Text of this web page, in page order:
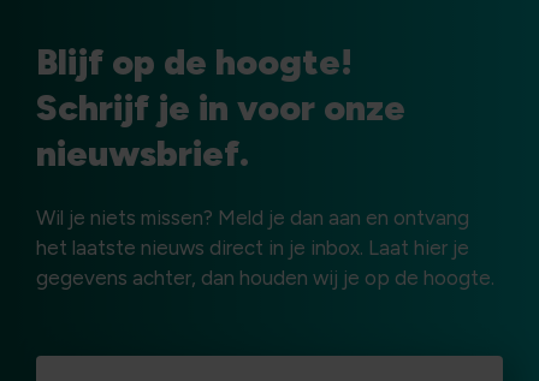
Blijf op de hoogte!
Schrijf je in voor onze
nieuwsbrief.
Wil je niets missen? Meld je dan aan en ontvang
het laatste nieuws direct in je inbox. Laat hier je
gegevens achter, dan houden wij je op de hoogte.